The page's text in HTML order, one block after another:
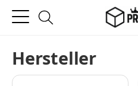
Hersteller